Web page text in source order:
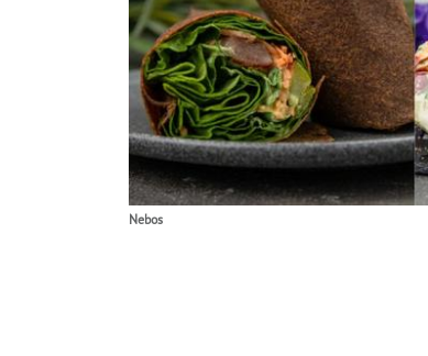
Nebos